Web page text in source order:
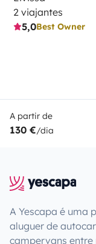
2 viajantes
5,0Best Owner
A partir de
130 €/dia
A Yescapa é uma
aluguer de
campervans entre